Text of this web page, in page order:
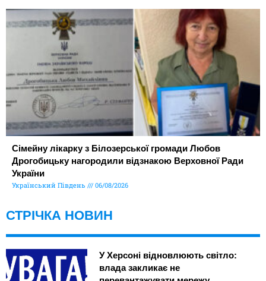
Сімейну лікарку з Білозерської громади Любов
Дрогобицьку нагородили відзнакою Верховної Ради
України
Український Південь 06/08/2026
СТРІЧКА НОВИН
У Херсоні відновлюють світло:
влада закликає не